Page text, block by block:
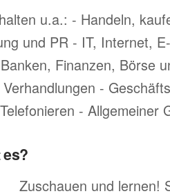
u.a.: - Handeln,
und PR - IT, Internet,
Finanzen, Börse
-
- Allgemeiner
Zuschauen und lernen!